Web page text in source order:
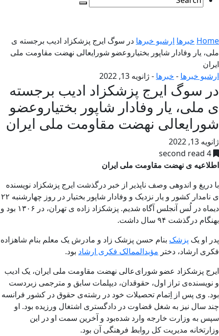
Home خبرها ارشیو خبرها در سوگ ایرج پزشکزاد ادیب برجسته ی
ملی، یار وفادار شاپور بختیاروعضو شورایعالی نهضت مقاومت ملی
ایران
ارشیو خبرها - خبرها - ژانویه 13, 2022
در سوگ ایرج پزشکزاد ادیب برجسته
ی ملی، یار وفادار شاپور بختیاروعضو
شورایعالی نهضت مقاومت ملی ایران
ژانویه 13, 2022
4 second read
اطلاعیه ی نهضت مقاومت ملی ایران
با دریغ و اندوهی وصف ‌ناپذیر از خبر درگذشت ایرج پزشکزاد نویسنده
‌ی نامدار کشور و یار نزدیک و وفادار شاپور بختیار در روز چهارشنبه ۲۲
دیماه در لُس ‌آنجلس آگاه شدیم. پزشکزاد زاده‌ ی تهران، در ۱۳۰۶ بود و
بهنگام درگذشت ۹۴ سال داشت.
پدر او یک پزشک بنام حسن پزشک‌ زاد و مادرش یک معلم بنام شاهزاده
فکری ارشاد، دختر مؤیدالممالک فکری ارشاد بود.
ایرج پزشکزاد عضو شورای‌عالی نهضت مقاومت ملی ایران، یک ادیب
و نویسنده‌ی تراز اول، حقوقدان، دیپلمات سابق و مترجمی زبردست
بود. وی پس از اِتمام تحصیلات خود در رشته‌ی حقوق در کشور فرانسه
چند سال نیز به شغل قضاوت در دادگستری اشتغال ورزیده بود. او
سپس به وزارت خارجه وارد شده‌بود و آخرین سمت او در این
وزارتخانه مدیریت کل روابط فرهنگی آن بود.